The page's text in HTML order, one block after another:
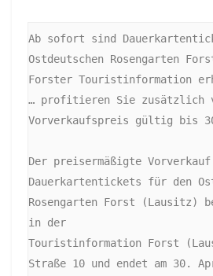
Ab sofort sind
Ostdeutschen Rosengarten
Forster Touristinformation
… profitieren Sie zusätzlich
Vorverkaufspreis gültig bis
Der preisermäßigte Vorverkauf
Dauerkartentickets für den
Rosengarten Forst (Lausitz)
in der
Touristinformation Forst
Straße 10 und endet am 30.